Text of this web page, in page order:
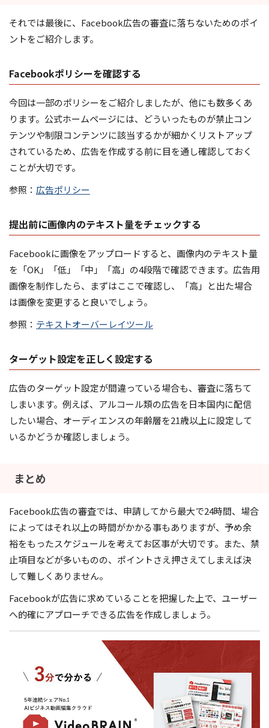
それでは最後に、Facebook広告の審査に落ちないためのポイ
ントをご紹介します。
Facebookポリシーを確認する
今回は一部のポリシーをご紹介しましたが、他にも数多くあ
ります。公式ホームページには、どういったものが禁止コン
テンツや制限コンテンツに該当するかが細かくリストアップ
されているため、広告を作成する前に目を通し確認しておく
ことが大切です。
参照： 広告ポリシー
提出前に画像内のテキスト量をチェックする
Facebookに画像をアップロードすると、画像内のテキスト量
を「OK」「低」「中」「高」の4段階で確認できます。広告用
画像を制作したら、まずはここで確認し、「高」と出た場合
は画像を変更すると良いでしょう。
参照： テキストオーバーレイツール
ターゲット設定を正しく設定する
広告のターゲット設定が間違っている場合も、審査に落ちて
しまいます。例えば、アルコール類の広告を日本国内に配信
したい場合、オーディエンスの年齢層を21歳以上に設定して
いるかどうか確認しましょう。
まとめ
Facebook広告の審査では、申請してから最大で24時間、場合
によってはそれ以上の時間がかかる事もありますが、予め余
裕をもったスケジュールを考えてお区事が大切です。また、禁
止項目などが多いものの、ポイントさえ押さえてしまえば決
して難しくありません。
Facebookが広告に求めていることを把握した上で、ユーザー
へ的確にアプローチできる広告を作成しましょう。